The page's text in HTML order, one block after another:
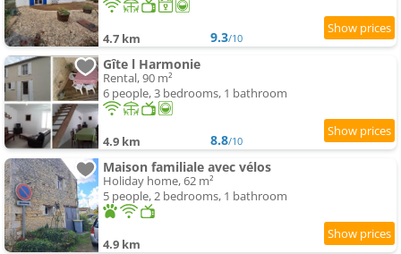
4.7 km 9.3/10
Gîte l Harmonie
Rental, 90 m²
6 people, 3 bedrooms, 1 bathroom
4.9 km 8.8/10
Maison familiale avec vélos
Holiday home, 62 m²
5 people, 2 bedrooms, 1 bathroom
4.9 km